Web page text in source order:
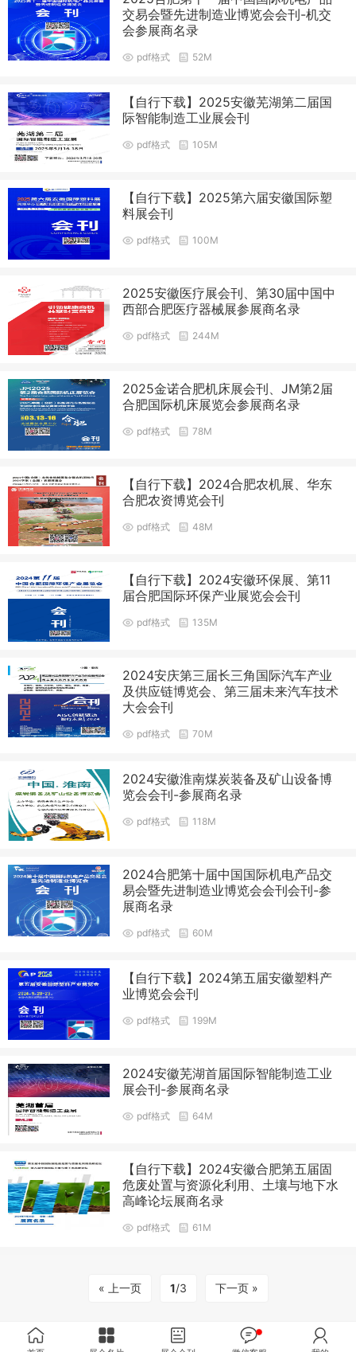
交易会暨先进制造业博览会会刊-机交
会参展商名录
pdf格式 52M
【自行下载】2025安徽芜湖第二届国
际智能制造工业展会刊
pdf格式 105M
【自行下载】2025第六届安徽国际塑
料展会刊
pdf格式 100M
2025安徽医疗展会刊、第30届中国中
西部合肥医疗器械展参展商名录
pdf格式 244M
2025金诺合肥机床展会刊、JM第2届
合肥国际机床展览会参展商名录
pdf格式 78M
【自行下载】2024合肥农机展、华东
合肥农资博览会刊
pdf格式 48M
【自行下载】2024安徽环保展、第11
届合肥国际环保产业展览会会刊
pdf格式 135M
2024安庆第三届长三角国际汽车产业
及供应链博览会、第三届未来汽车技术
大会会刊
pdf格式 70M
2024安徽淮南煤炭装备及矿山设备博
览会会刊-参展商名录
pdf格式 118M
2024合肥第十届中国国际机电产品交
易会暨先进制造业博览会会刊会刊-参
展商名录
pdf格式 60M
【自行下载】2024第五届安徽塑料产
业博览会会刊
pdf格式 199M
2024安徽芜湖首届国际智能制造工业
展会刊-参展商名录
pdf格式 64M
【自行下载】2024安徽合肥第五届固
危废处置与资源化利用、土壤与地下水
高峰论坛展商名录
pdf格式 61M
« 上一页 1/3 下一页 »